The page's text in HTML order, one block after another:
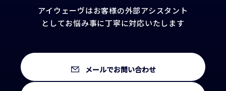
アイウェーヴはお客様の外部アシスタント
としてお悩み事に丁寧に対応いたします
メールでお問い合わせ